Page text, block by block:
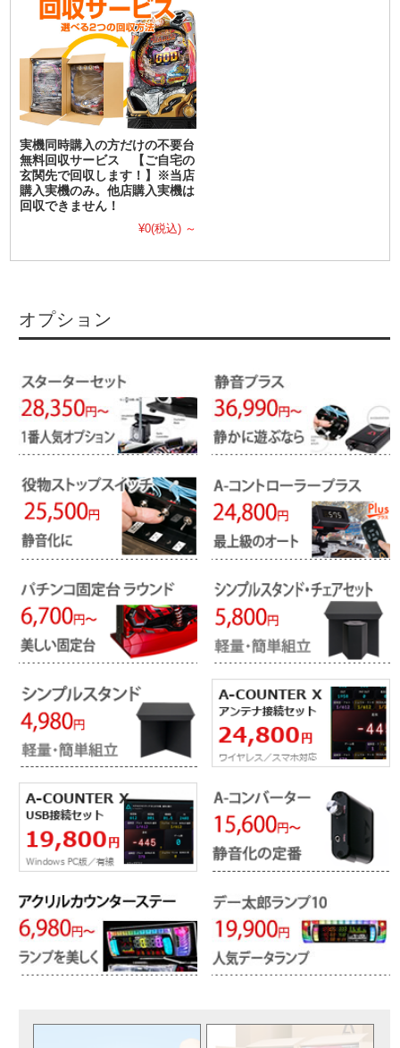
実機同時購入の方だけの不要台
無料回収サービス 【ご自宅の
玄関先で回収します！】※当店
購入実機のみ。他店購入実機は
回収できません！
¥0(税込) ～
オプション